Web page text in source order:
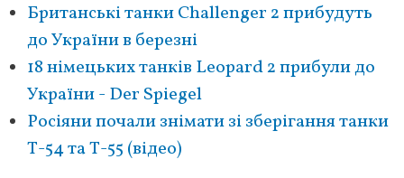
Британські танки Challenger 2 прибудуть
до України в березні
18 німецьких танків Leopard 2 прибули до
України - Der Spiegel
Росіяни почали знімати зі зберігання танки
Т-54 та Т-55 (відео)